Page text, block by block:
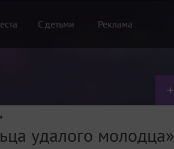
С детьми Реклама
удалого молодца»